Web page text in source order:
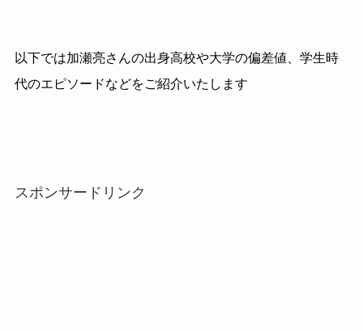
以下では加瀬亮さんの出身高校や大学の偏差値、学生時
代のエピソードなどをご紹介いたします
スポンサードリンク